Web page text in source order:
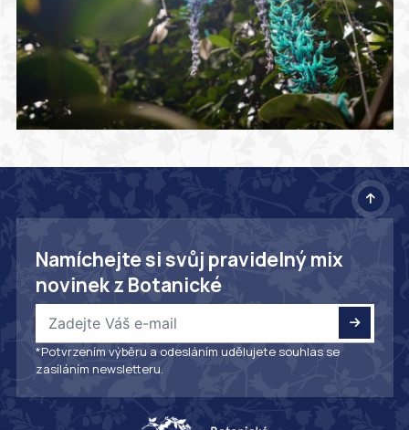
Namíchejte si svůj pravidelný mix
novinek z Botanické
*Potvrzením výběru a odesláním udělujete souhlas se
zasíláním newsletteru.